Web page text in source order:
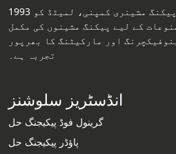
1993 میں قائم ہوئی، ہینن شولی پیکنگ مشینری کمپنی، لمیٹڈ کو
کے لیے پیکنگ مشینوں کی مکمل
اور مارکیٹنگ کا بھرپور
تجربہ ہے۔
انڈسٹریز سلوشنز
گرینول فوڈ پیکیجنگ حل
پاؤڈر پیکیجنگ حل